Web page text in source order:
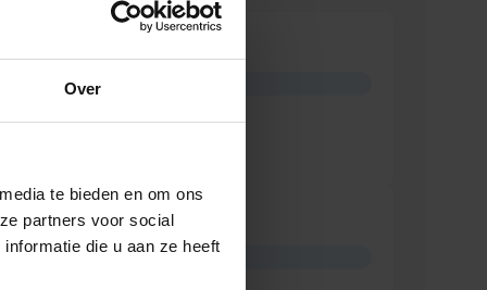
Over
te bieden en om ons
partners voor social
die u aan ze heeft